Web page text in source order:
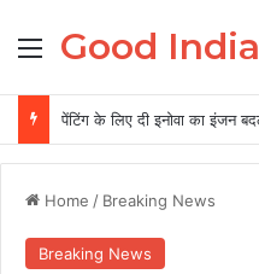
Menu
Good India
Home / Breaking News
Breaking News